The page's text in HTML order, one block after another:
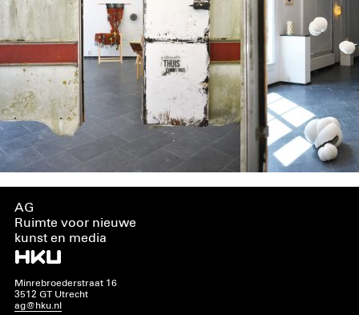
AG
Ruimte voor nieuwe
kunst en media
Minrebroederstraat 16
3512 GT Utrecht
ag@hku.nl